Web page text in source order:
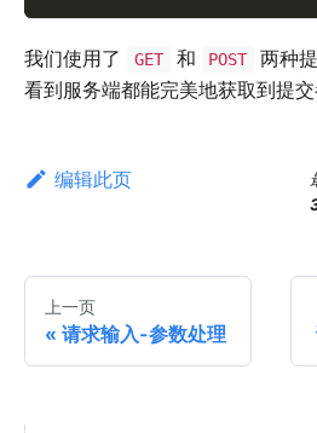
我们使用了 GET 和 POST
两种
看到服务端都能完美地获取到提交
编辑此页
上一页
请求输入-参数处理